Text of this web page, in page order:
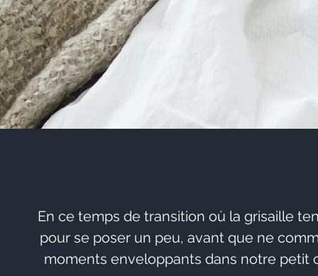
En ce temps de transition où la grisaille
pour se poser un peu, avant que ne
moments enveloppants dans notre petit